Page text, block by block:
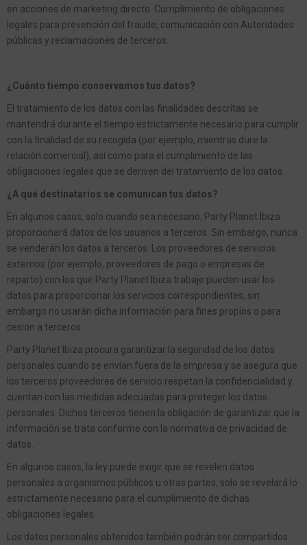
en acciones de marketing directo Cumplimiento de obligaciones
legales para prevención del fraude, comunicación con Autoridades
públicas y reclamaciones de terceros.
¿Cuánto tiempo conservamos tus datos?
El tratamiento de los datos con las finalidades descritas se
mantendrá durante el tiempo estrictamente necesario para cumplir
con la finalidad de su recogida (por ejemplo, mientras dure la
relación comercial), así como para el cumplimiento de las
obligaciones legales que se deriven del tratamiento de los datos.
¿A qué destinatarios se comunican tus datos?
En algunos casos, solo cuando sea necesario, Party Planet Ibiza
proporcionará datos de los usuarios a terceros. Sin embargo, nunca
se venderán los datos a terceros. Los proveedores de servicios
externos (por ejemplo, proveedores de pago o empresas de
reparto) con los que Party Planet Ibiza trabaje pueden usar los
datos para proporcionar los servicios correspondientes, sin
embargo no usarán dicha información para fines propios o para
cesión a terceros.
Party Planet Ibiza procura garantizar la seguridad de los datos
personales cuando se envían fuera de la empresa y se asegura que
los terceros proveedores de servicio respetan la confidencialidad y
cuentan con las medidas adecuadas para proteger los datos
personales. Dichos terceros tienen la obligación de garantizar que la
información se trata conforme con la normativa de privacidad de
datos.
En algunos casos, la ley puede exigir que se revelen datos
personales a organismos públicos u otras partes, solo se revelará lo
estrictamente necesario para el cumplimiento de dichas
obligaciones legales.
Los datos personales obtenidos también podrán ser compartidos